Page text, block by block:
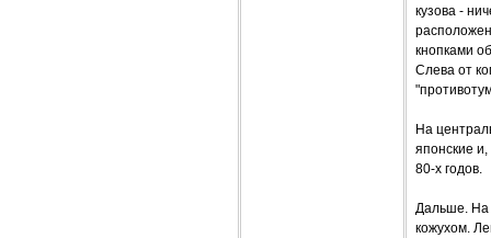
кузова -
кнопками
Слева от
На
японские
80-х годов.
Дальше. На
кожухом.